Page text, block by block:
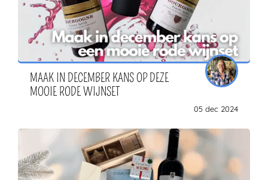
MAAK IN DECEMBER KANS OP DEZE
MOOIE RODE WIJNSET
05 dec 2024